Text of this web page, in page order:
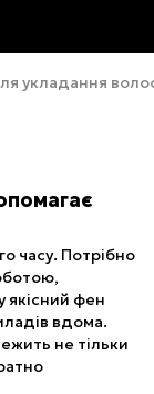
укладання
часу. Потрібно
якісний фен
вдома.
не тільки